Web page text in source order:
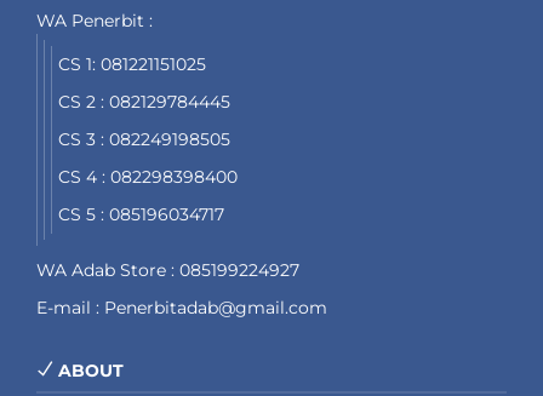
WA Penerbit :
CS 1: 081221151025
CS 2 : 082129784445
CS 3 : 082249198505
CS 4 : 082298398400
CS 5 : 085196034717
WA Adab Store : 085199224927
E-mail : Penerbitadab@gmail.com
ABOUT